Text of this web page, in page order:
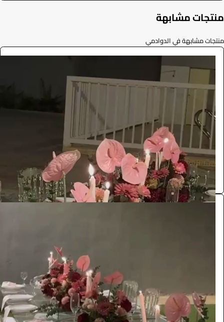
منتجات مشابهة
منتجات مشابهة في الدوادمي
طاولة طعام
الفعاليات والحفلات
165
/ اليوم
الدوادمي
مستلزمات اعراس
0.0 (0)
مستلزمات اعراس
0.0 (0)